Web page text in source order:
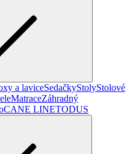
a laviceSedačkyStolyStolové
MatraceZáhradný
CANE LINETODUS